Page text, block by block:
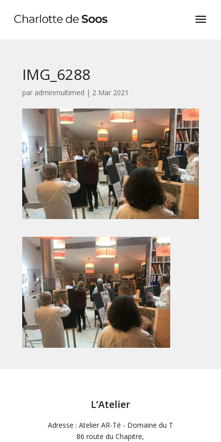
IMG_6288
par adminmultimed | 2 Mar 2021
L’Atelier
Adresse : Atelier AR-Té - Domaine du T
86 route du Chapitre,